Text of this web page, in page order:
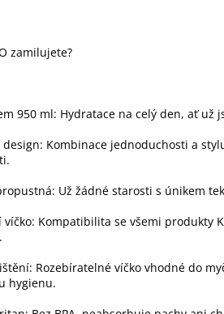
zamilujete?
950 ml: Hydratace na celý den, ať už
design: Kombinace jednoduchosti a
Už žádné starosti s únikem
víčko: Kompatibilita se všemi produkty
Rozebíratelné víčko vhodné do
hygienu.